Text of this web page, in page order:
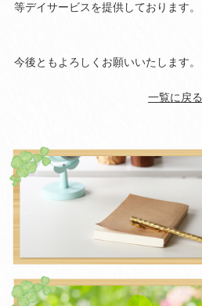
等デイサービスを提供しております。
今後ともよろしくお願いいたします。
一覧に戻る